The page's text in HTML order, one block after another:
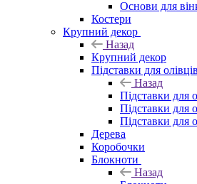
Основи для
Костери
Крупний декор
Назад
Крупний декор
Підставки для олівців
Назад
Підставки для
Підставки для
Підставки для
Дерева
Коробочки
Блокноти
Назад